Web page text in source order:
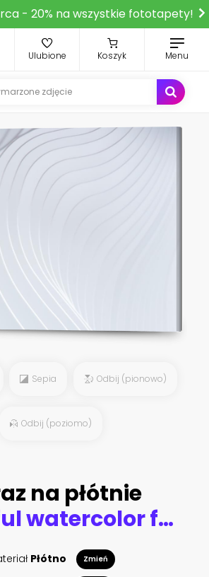
- 20% na wszystkie fototapety!
Ulubione Koszyk Menu
Sepia Odbij (pionowo)
Odbij (poziomo)
na płótnie
Beautiful watercolor fruit on a white background. Beautiful ripe fruits. Colorful illustration.
Płótno Zmień